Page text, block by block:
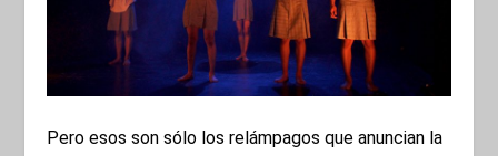
Pero esos son sólo los relámpagos que anuncian la